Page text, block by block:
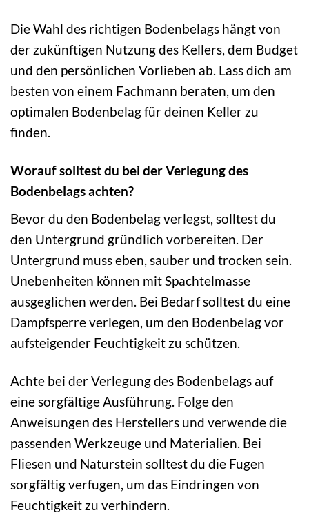
Die Wahl des richtigen Bodenbelags hängt von
der zukünftigen Nutzung des Kellers, dem Budget
und den persönlichen Vorlieben ab. Lass dich am
besten von einem Fachmann beraten, um den
optimalen Bodenbelag für deinen Keller zu
finden.
Worauf solltest du bei der Verlegung des
Bodenbelags achten?
Bevor du den Bodenbelag verlegst, solltest du
den Untergrund gründlich vorbereiten. Der
Untergrund muss eben, sauber und trocken sein.
Unebenheiten können mit Spachtelmasse
ausgeglichen werden. Bei Bedarf solltest du eine
Dampfsperre verlegen, um den Bodenbelag vor
aufsteigender Feuchtigkeit zu schützen.
Achte bei der Verlegung des Bodenbelags auf
eine sorgfältige Ausführung. Folge den
Anweisungen des Herstellers und verwende die
passenden Werkzeuge und Materialien. Bei
Fliesen und Naturstein solltest du die Fugen
sorgfältig verfugen, um das Eindringen von
Feuchtigkeit zu verhindern.